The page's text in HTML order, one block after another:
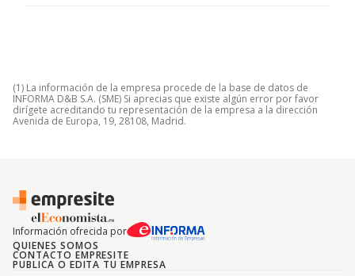
(1) La información de la empresa procede de la base de datos de
INFORMA D&B S.A. (SME) Si aprecias que existe algún error por favor
dirígete acreditando tu representación de la empresa a la dirección
Avenida de Europa, 19, 28108, Madrid.
Información ofrecida por
QUIENES SOMOS
CONTACTO EMPRESITE
PUBLICA O EDITA TU EMPRESA